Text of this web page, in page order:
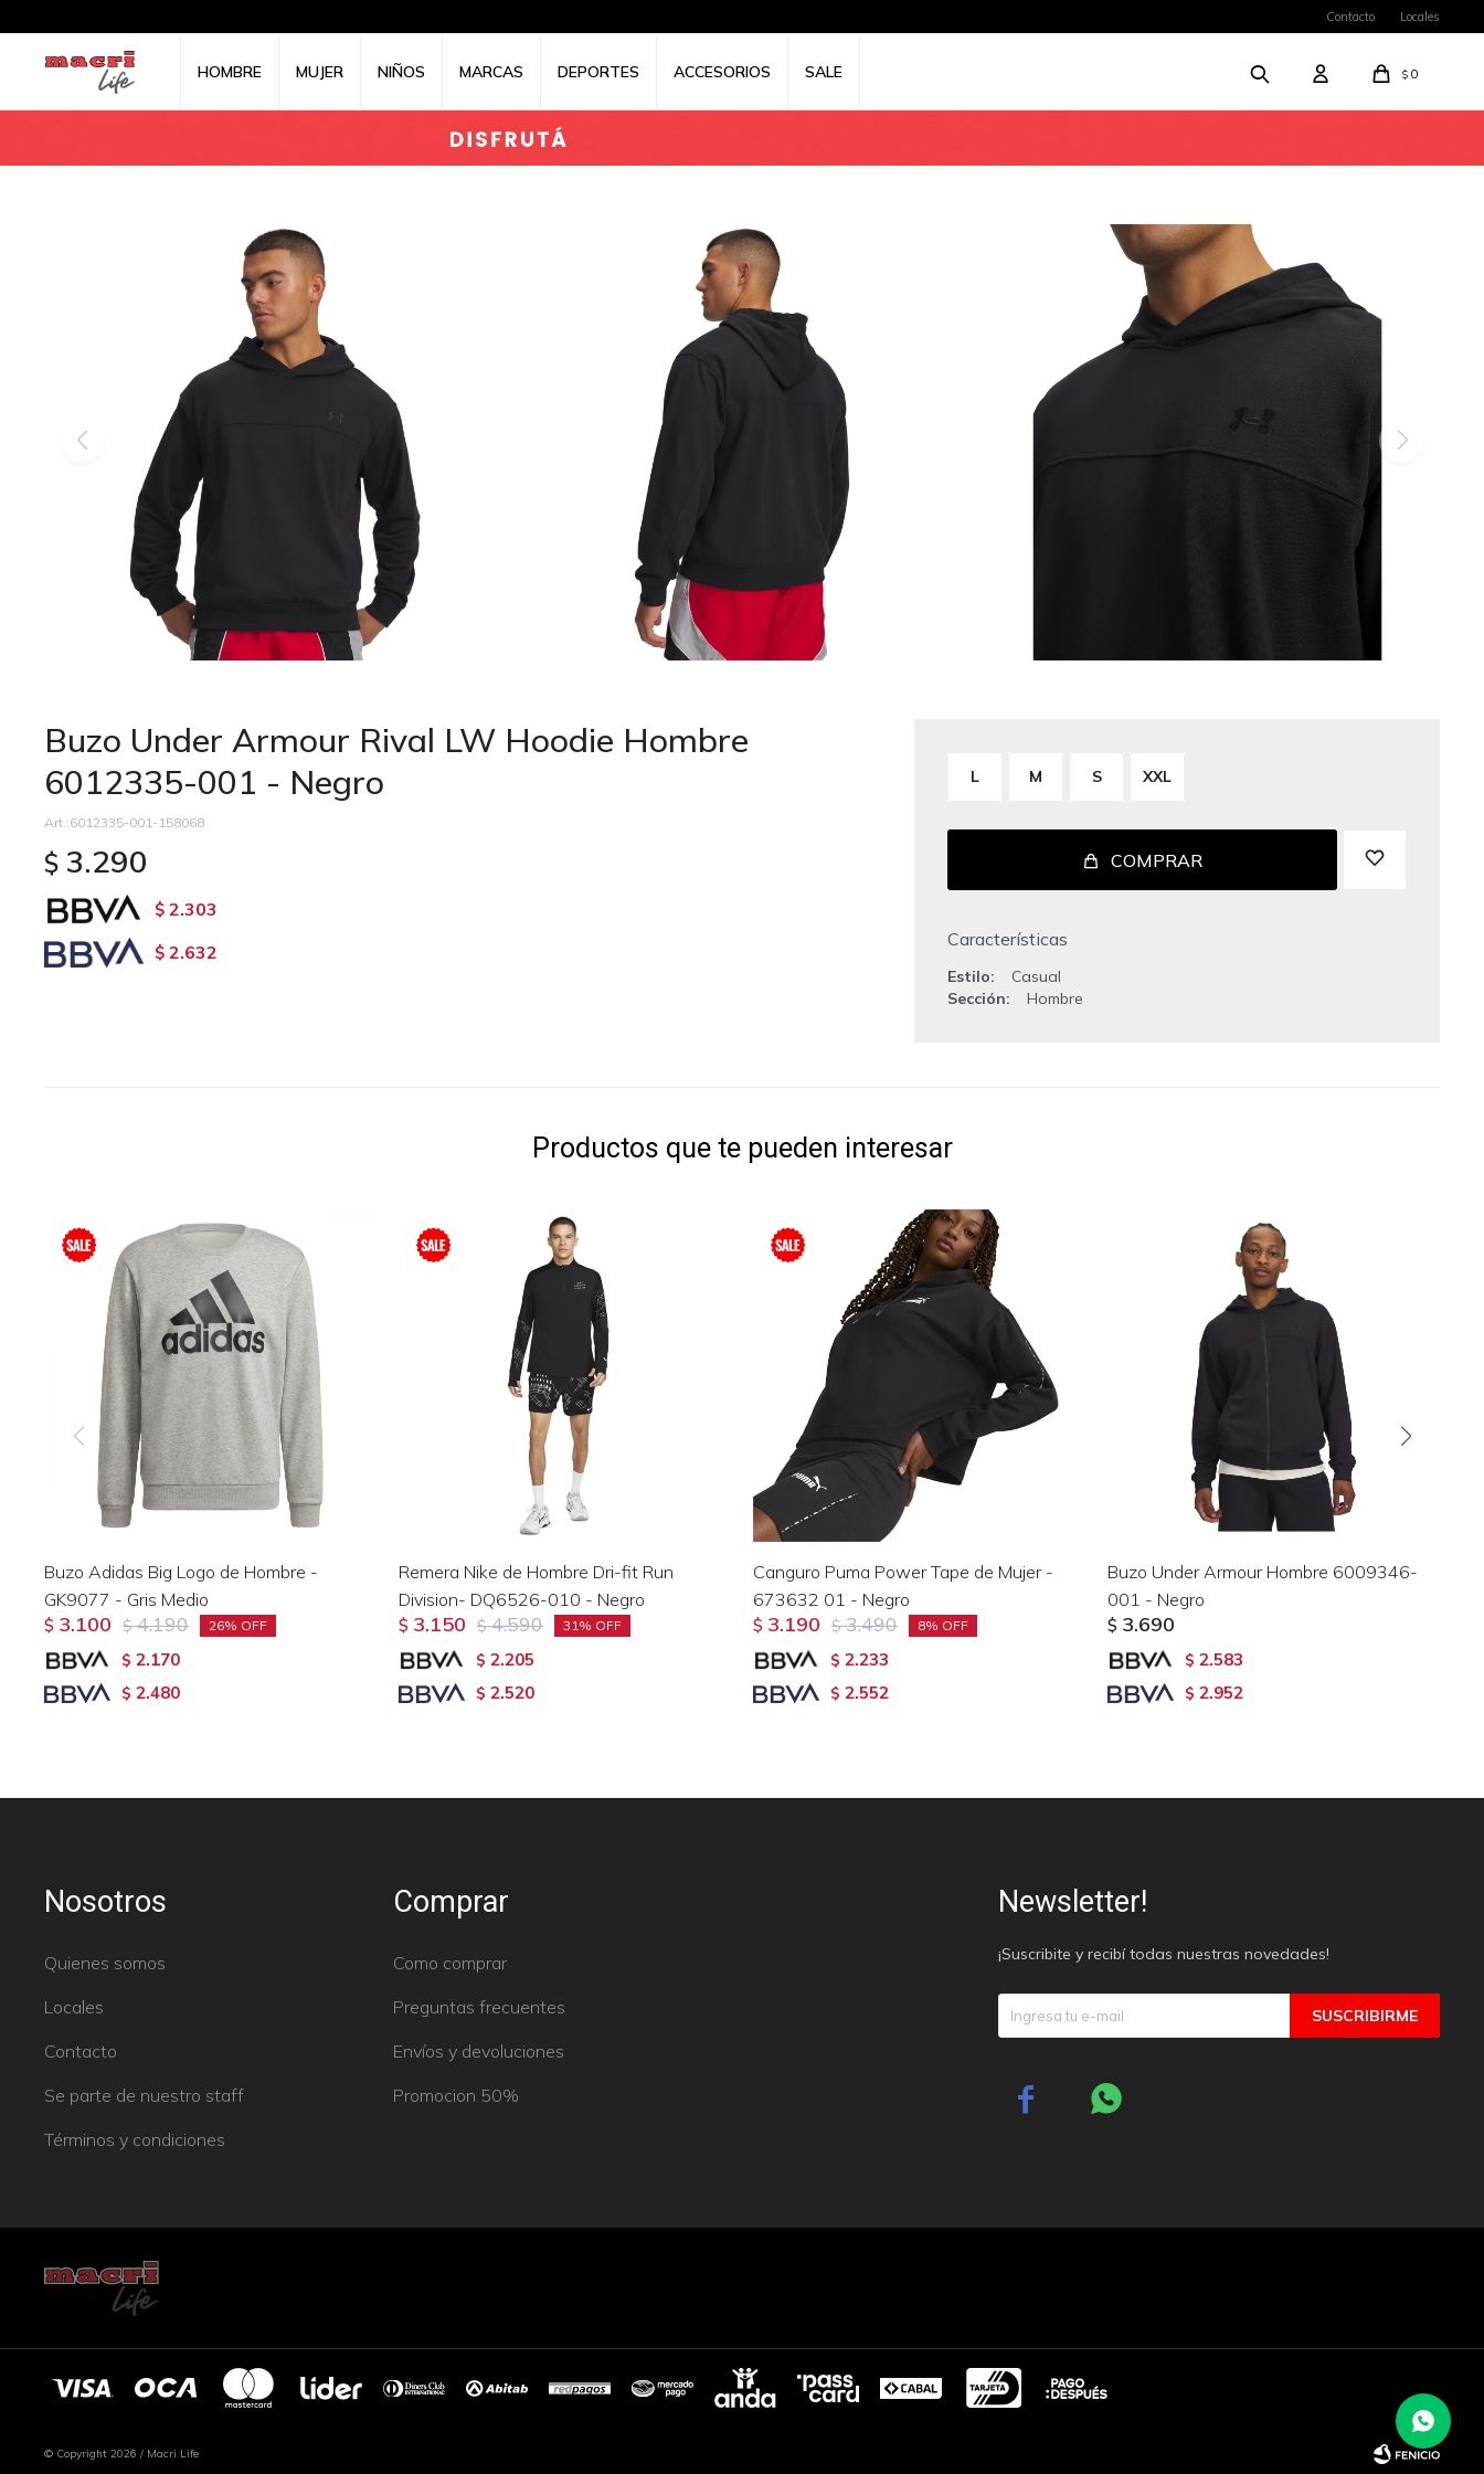
HOMBRE MUJER NIÑOS MARCAS DEPORTES ACCESORIOS SALE $ 0
Contacto Locales
Buzo Under Armour Rival LW Hoodie Hombre
6012335-001 - Negro
6012335-001-158068
$ 3.290
$ 2.303
$ 2.632
L M S XXL
COMPRAR
Características
Estilo
Casual
Sección
Hombre
Productos que te pueden interesar
Buzo Adidas Big Logo de Hombre -
GK9077 - Gris Medio
$ 3.100 $ 4.190 26
$ 2.170
$ 2.480
Remera Nike de Hombre Dri-fit Run
Division- DQ6526-010 - Negro
$ 3.150 $ 4.590 31
$ 2.205
$ 2.520
Canguro Puma Power Tape de Mujer -
673632 01 - Negro
$ 3.190 $ 3.490 8
$ 2.233
$ 2.552
Buzo Under Armour Hombre 6009346-
001 - Negro
$ 3.690
$ 2.583
$ 2.952
Nosotros
Quienes somos
Locales
Contacto
Se parte de nuestro staff
Términos y condiciones
Comprar
Como comprar
Preguntas frecuentes
Envíos y devoluciones
Promocion 50%
Newsletter!
¡Suscribite y recibí todas nuestras novedades!
SUSCRIBIRME
 
© Copyright 2026 / Macri Life